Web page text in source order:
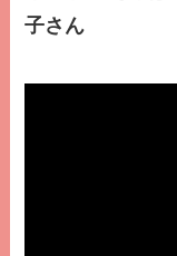
子さん